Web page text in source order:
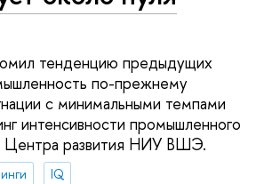
тенденцию предыдущих
по-прежнему
с минимальными темпами
интенсивности промышленного
Центра развития НИУ ВШЭ.
IQ